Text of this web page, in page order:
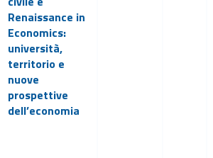
Renaissance in
Economics:
università,
territorio e
nuove
prospettive
dell’economia